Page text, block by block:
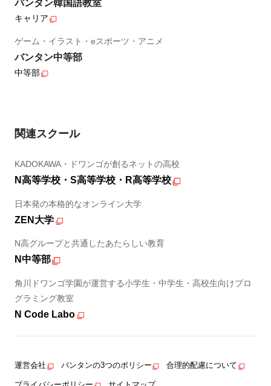
バンタン韓国語教室
キャリア
ゲーム・イラスト・eスポーツ・アニメ
バンタン中等部
中等部
関連スクール
KADOKAWA・ドワンゴが創るネットの高校
N高等学校・S高等学校・R高等学校
日本発の本格的なオンライン大学
ZEN大学
N高グループと共通したあたらしい教育
N中等部
角川ドワンゴ学園が運営する小学生・中学生・高校生向けプロ
グラミング教室
N Code Labo
運営会社 バンタンの3つのポリシー 合理的配慮について